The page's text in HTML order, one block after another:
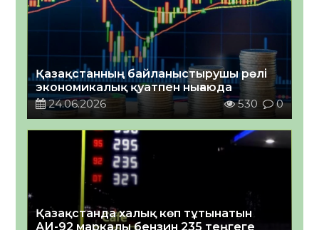
Қазақстанның байланыстырушы рөлі
экономикалық қуатпен нығаюда
24.06.2026
530 0
Қазақстанда халық көп тұтынатын
АИ-92 маркалы бензин 235 теңгеге